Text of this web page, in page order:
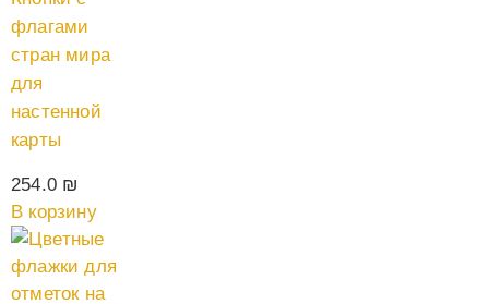
флагами
стран мира
для
настенной
карты
254.0 ₪
В корзину